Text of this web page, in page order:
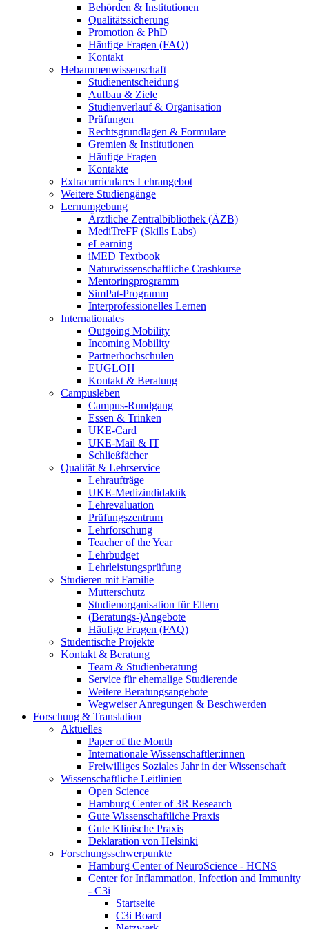
Behörden & Institutionen
Qualitätssicherung
Promotion & PhD
Häufige Fragen (FAQ)
Kontakt
Hebammenwissenschaft
Studienentscheidung
Aufbau & Ziele
Studienverlauf & Organisation
Prüfungen
Rechtsgrundlagen & Formulare
Gremien & Institutionen
Häufige Fragen
Kontakte
Extracurriculares Lehrangebot
Weitere Studiengänge
Lernumgebung
Ärztliche Zentralbibliothek (ÄZB)
MediTreFF (Skills Labs)
eLearning
iMED Textbook
Naturwissenschaftliche Crashkurse
Mentoringprogramm
SimPat-Programm
Interprofessionelles Lernen
Internationales
Outgoing Mobility
Incoming Mobility
Partnerhochschulen
EUGLOH
Kontakt & Beratung
Campusleben
Campus-Rundgang
Essen & Trinken
UKE-Card
UKE-Mail & IT
Schließfächer
Qualität & Lehrservice
Lehraufträge
UKE-Medizindidaktik
Lehrevaluation
Prüfungszentrum
Lehrforschung
Teacher of the Year
Lehrbudget
Lehrleistungsprüfung
Studieren mit Familie
Mutterschutz
Studienorganisation für Eltern
(Beratungs-)Angebote
Häufige Fragen (FAQ)
Studentische Projekte
Kontakt & Beratung
Team & Studienberatung
Service für ehemalige Studierende
Weitere Beratungsangebote
Wegweiser Anregungen & Beschwerden
Forschung & Translation
Aktuelles
Paper of the Month
Internationale Wissenschaftler:innen
Freiwilliges Soziales Jahr in der Wissenschaft
Wissenschaftliche Leitlinien
Open Science
Hamburg Center of 3R Research
Gute Wissenschaftliche Praxis
Gute Klinische Praxis
Deklaration von Helsinki
Forschungsschwerpunkte
Hamburg Center of NeuroScience - HCNS
Center for Inflammation, Infection and Immunity
- C3i
Startseite
C3i Board